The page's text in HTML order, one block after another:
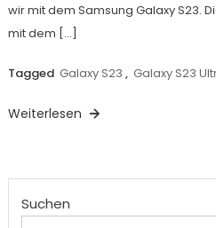
wir mit dem Samsung Galaxy S23.
mit dem […]
Tagged Galaxy S23 , Galaxy S23
Weiterlesen
Suchen